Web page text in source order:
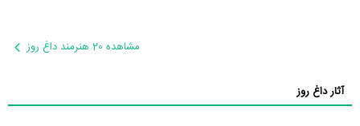
مشاهده 20 هنرمند داغ روز
آثار داغ روز